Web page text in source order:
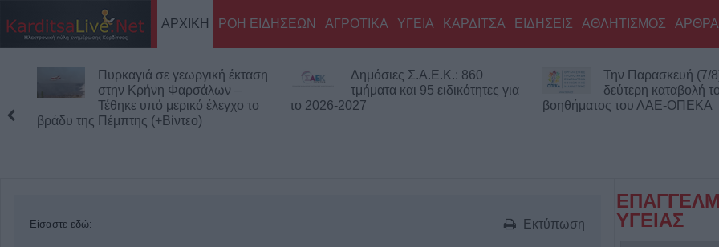
ΑΡΧΙΚΗ ΡΟΗ ΕΙΔΗΣΕΩΝ ΑΓΡΟΤΙΚΑ ΥΓΕΙΑ ΚΑΡΔΙΤΣΑ ΕΙΔΗΣΕΙΣ ΑΘΛΗΤΙΣΜΟΣ ΑΡΘΡΑ
Πυρκαγιά σε γεωργική έκταση
στην Κρήνη Φαρσάλων –
Τέθηκε υπό μερικό έλεγχο το
βράδυ της Πέμπτης (+Βίντεο)
Δημόσιες Σ.Α.Ε.Κ.: 860
τμήματα και 95 ειδικότητες για
το 2026-2027
Την Παρασκευή (7/
δεύτερη καταβολή
βοηθήματος του ΛΑΕ-ΟΠΕΚΑ
Εκτύπωση
Είσαστε εδώ:
ΥΓΕΙΑΣ